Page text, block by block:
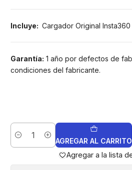
Incluye: Cargador Original Insta360
Garantía: 1 año por defectos de
condiciones del fabricante.
Cantidad AGREGAR AL CARRITO
Agregar a la lista